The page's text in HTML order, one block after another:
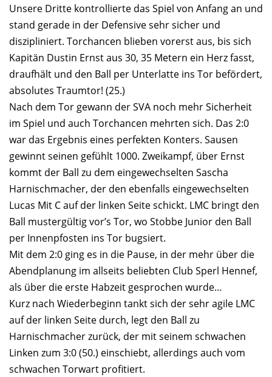
Unsere Dritte kontrollierte das Spiel von Anfang an und
stand gerade in der Defensive sehr sicher und
diszipliniert. Torchancen blieben vorerst aus, bis sich
Kapitän Dustin Ernst aus 30, 35 Metern ein Herz fasst,
draufhält und den Ball per Unterlatte ins Tor befördert,
absolutes Traumtor! (25.)
Nach dem Tor gewann der SVA noch mehr Sicherheit
im Spiel und auch Torchancen mehrten sich. Das 2:0
war das Ergebnis eines perfekten Konters. Sausen
gewinnt seinen gefühlt 1000. Zweikampf, über Ernst
kommt der Ball zu dem eingewechselten Sascha
Harnischmacher, der den ebenfalls eingewechselten
Lucas Mit C auf der linken Seite schickt. LMC bringt den
Ball mustergültig vor’s Tor, wo Stobbe Junior den Ball
per Innenpfosten ins Tor bugsiert.
Mit dem 2:0 ging es in die Pause, in der mehr über die
Abendplanung im allseits beliebten Club Sperl Hennef,
als über die erste Habzeit gesprochen wurde…
Kurz nach Wiederbeginn tankt sich der sehr agile LMC
auf der linken Seite durch, legt den Ball zu
Harnischmacher zurück, der mit seinem schwachen
Linken zum 3:0 (50.) einschiebt, allerdings auch vom
schwachen Torwart profitiert.